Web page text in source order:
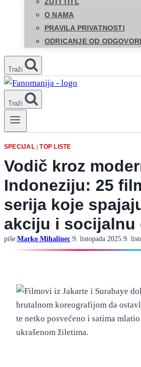
O NAMA
PRAVILA PRIVATNOSTI
ODRICANJE OD
Traži
Traži
SPECIJAL|TOP LISTE
Vodič kroz
Indoneziju: 25
serija koje
akciju i socijalnu
piše:Marko Mihalinec 9. listopada 2025.9.